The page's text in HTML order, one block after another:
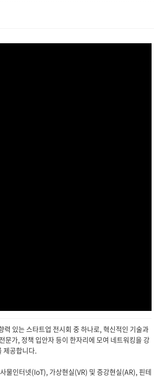
있는 스타트업 전시회 중 하나로, 혁신적인 기술과
가, 정책 입안자 등이 한자리에 모여 네트워킹을 강
제공합니다.
물인터넷(IoT), 가상현실(VR) 및 증강현실(AR), 핀테